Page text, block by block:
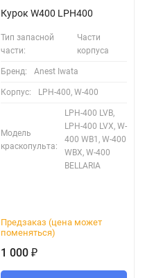
Курок W400 LPH400
Тип запасной
части:
Части
корпуса
Бренд: Anest Iwata
Корпус: LPH-400, W-400
Модель
краскопульта:
LPH-400 LVB,
LPH-400 LVX, W-
400 WB1, W-400
WBX, W-400
BELLARIA
Предзаказ (цена может
поменяться)
1 000 ₽